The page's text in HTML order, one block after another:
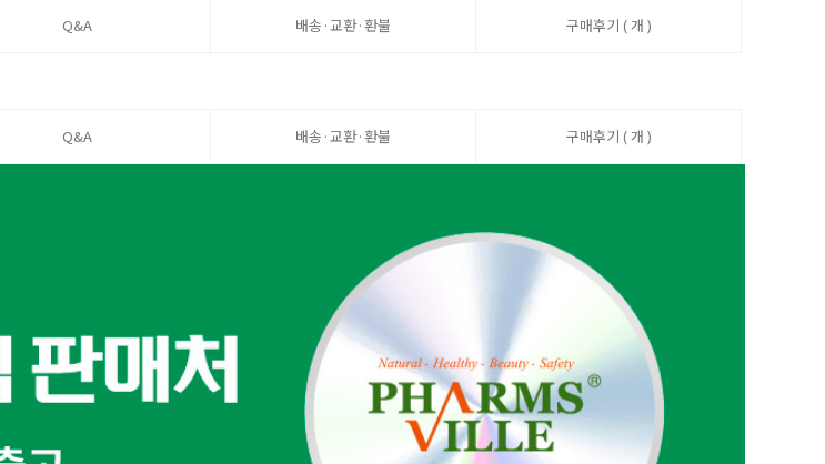
Q&A 배송·교환·환불 구매후기 ( 개 )
Q&A 배송·교환·환불 구매후기 ( 개 )